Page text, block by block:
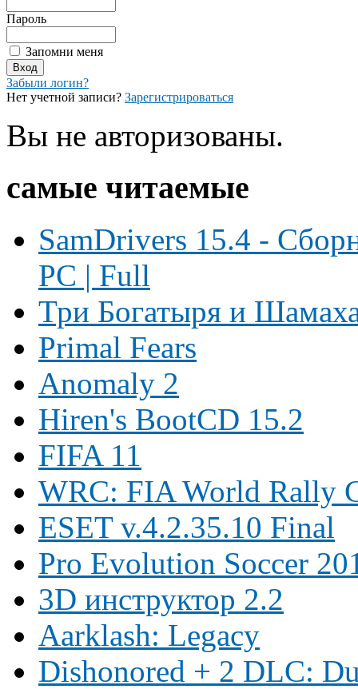
Пароль
Запомни меня
Забыли логин?
Нет учетной записи? Зарегистрироваться
Вы не авторизованы.
самые читаемые
SamDrivers 15.4 -
PC | Full
Три Богатыря и
Primal Fears
Anomaly 2
Hiren's BootCD 15.2
FIFA 11
WRC: FIA World Rally
ESET v.4.2.35.10 Final
Pro Evolution Soccer
3D инструктор 2.2
Aarklash: Legacy
Dishonored + 2 DLC: